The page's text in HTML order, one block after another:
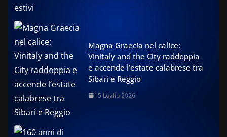
Magna Graecia nel calice:
Vinitaly and the City raddoppia
e accende l’estate calabrese tra
Sibari e Reggio
15 Luglio 2026